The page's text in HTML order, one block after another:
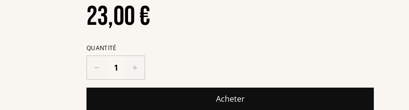
23,00 €
QUANTITÉ
Acheter